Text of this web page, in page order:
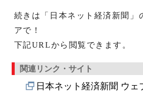
続きは「日本ネット経済新聞」
アで！
下記URLから閲覧できます。
関連リンク・サイト
日本ネット経済新聞 ウェ